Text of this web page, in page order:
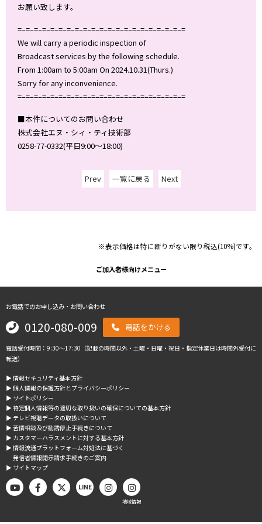
お願い致します。
=–=–=–=–=–=–=–=–=–=–=–=–=–=–=–=–=–=–=–=–=
We will carry a periodic inspection of
Broadcast services by the following schedule.
From 1:00am to 5:00am On 2024.10.31(Thurs.)
Sorry for any inconvenience.
=–=–=–=–=–=–=–=–=–=–=–=–=–=–=–=–=–=–=–=–=
■本件についてのお問い合わせ
株式会社エヌ・シィ・ティ技術部
0258-77-0332(平日9:00～18:00)
Prev 一覧に戻る Next
※表示価格は特に断りがない限り税込(10%)です。
ご加入者様向けメニュー
お電話でのお申し込み・お問い合わせ
0120-080-009 電話をかける
電話受付時間：9:30～17:30（記載の時間以外・土曜・日曜・祝日・指定休業日は時間外受付に
転送）
▶︎ 情報セキュリティ基本方針
▶︎ 個人情報の保護方針とプライバシーポリシー
▶︎ サイトポリシー
▶︎ 特定個人情報等の適切な取り扱いの確保についての基本方針
▶︎ テレビ視聴データの取扱いについて
▶︎ 苦情相談及び勧誘停止手続きについて
▶︎ カスタマーハラスメントに対する基本方針
▶︎ 情報流通プラットフォーム対処法に基づく
発信者情報開示請求手続きのご案内
▶︎ サイトマップ
LINE
地域情報